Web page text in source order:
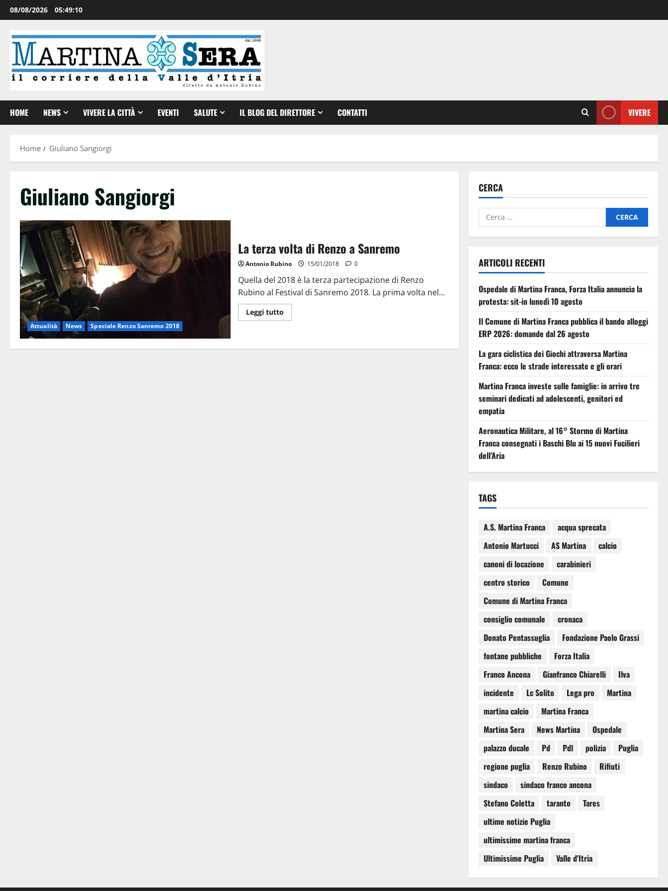
08/08/2026 05:49:10
HOME NEWS VIVERE LA CITTÀ EVENTI SALUTE IL BLOG DEL DIRETTORE CONTATTI VIVERE
Home Giuliano Sangiorgi
Giuliano Sangiorgi
Attualità News Speciale Renzo Sanremo 2018
La terza volta di Renzo a Sanremo
Antonio Rubino 15/01/2018 0
Quella del 2018 è la terza partecipazione di Renzo
Rubino al Festival di Sanremo 2018. La prima volta nel...
Leggi tutto
CERCA
ARTICOLI RECENTI
Ospedale di Martina Franca, Forza Italia annuncia la
protesta: sit-in lunedì 10 agosto
Il Comune di Martina Franca pubblica il bando alloggi
ERP 2026: domande dal 26 agosto
La gara ciclistica dei Giochi attraversa Martina
Franca: ecco le strade interessate e gli orari
Martina Franca investe sulle famiglie: in arrivo tre
seminari dedicati ad adolescenti, genitori ed
empatia
Aeronautica Militare, al 16° Stormo di Martina
Franca consegnati i Baschi Blu ai 15 nuovi Fucilieri
dell’Aria
TAGS
A.S. Martina Franca
acqua sprecata
Antonio Martucci
AS Martina
calcio
canoni di locazione
carabinieri
centro storico
Comune
Comune di Martina Franca
consiglio comunale
cronaca
Donato Pentassuglia
Fondazione Paolo Grassi
fontane pubbliche
Forza Italia
Franco Ancona
Gianfranco Chiarelli
Ilva
incidente
Lc Solito Lega pro
Martina
martina calcio
Martina Franca
Martina Sera
News Martina
Ospedale
palazzo ducale
Pd Pdl polizia
Puglia
regione puglia
Renzo Rubino
Rifiuti
sindaco
sindaco franco ancona
Stefano Coletta
taranto
Tares
ultime notizie Puglia
ultimissime martina franca
Ultimissime Puglia
Valle d'Itria